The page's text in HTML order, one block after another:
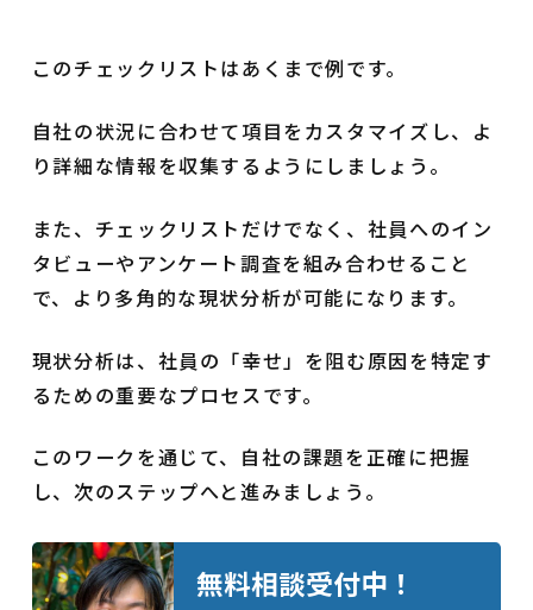
このチェックリストはあくまで例です。
自社の状況に合わせて項目をカスタマイズし、よ
り詳細な情報を収集するようにしましょう。
また、チェックリストだけでなく、社員へのイン
タビューやアンケート調査を組み合わせること
で、より多角的な現状分析が可能になります。
現状分析は、社員の「幸せ」を阻む原因を特定す
るための重要なプロセスです。
このワークを通じて、自社の課題を正確に把握
し、次のステップへと進みましょう。
無料相談受付中！